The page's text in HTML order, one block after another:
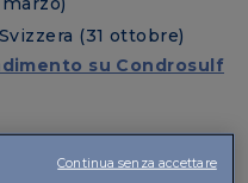
(31 ottobre)
su Condrosulf
Continua senza accettare